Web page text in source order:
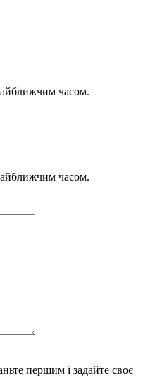
часом.
часом.
першим і задайте своє